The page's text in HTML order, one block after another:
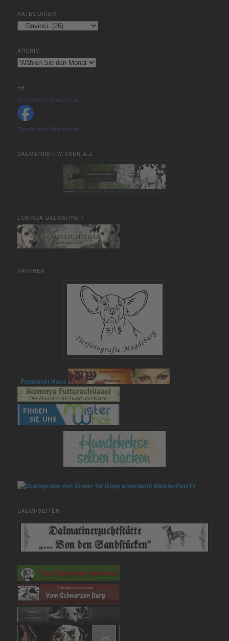
KATEGORIEN
Kategorien
ARCHIV
Archiv
FB
Axel Oder Andrea Schoe
Erstelle dein Profilbanner
DALMATINER WISSEN A-Z
LUA/NUA DALMATINER
PARTNER
Fotokunst Haas
MeisterPetzTV
DALMI-SEITEN